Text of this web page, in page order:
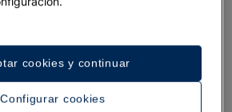
Configurar cookies
cookies y continuar